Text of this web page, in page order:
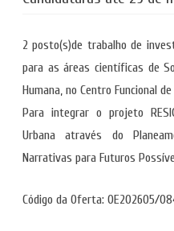
2 posto(s)de trabalho de
para as áreas científicas de
Humana, no Centro Funcional
Para integrar o projeto
Urbana através do
Narrativas para Futuros
Código da Oferta: OE202605/